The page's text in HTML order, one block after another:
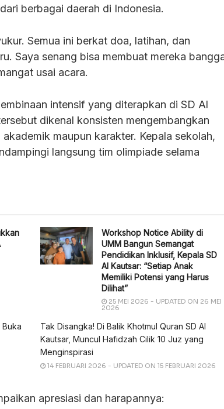
berbagai daerah di Indonesia.
Semua ini berkat doa, latihan, dan
Saya senang bisa membuat mereka
usai acara.
intensif yang diterapkan di SD Al
dikenal konsisten mengembangkan
maupun karakter. Kepala sekolah,
langsung tim olimpiade selama
Workshop Notice Ability di
UMM Bangun Semangat
Pendidikan Inklusif, Kepala SD
Al Kautsar: “Setiap Anak
Memiliki Potensi yang Harus
Dilihat”
25 MEI 2026 - UPDATED ON 26 MEI
2026
Buka
Tak Disangka! Di Balik Khotmul Quran SD Al
Kautsar, Muncul Hafidzah Cilik 10 Juz yang
Menginspirasi
14 FEBRUARI 2026 - UPDATED ON 15 FEBRUARI 2026
apresiasi dan harapannya: